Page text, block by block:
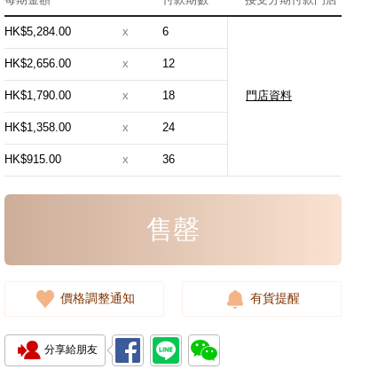
HK$5,284.00 x 6
門店資料
HK$2,656.00 x 12
HK$1,790.00 x 18
HK$1,358.00 x 24
HK$915.00 x 36
售罄
價格調整通知 有貨提醒
分享給朋友
Chanel 香奈兒 手袋 As5293
58,800.00